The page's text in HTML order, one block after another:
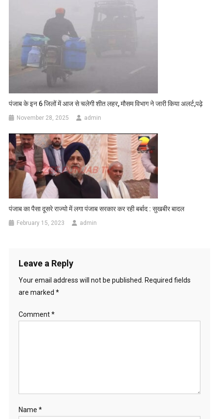
पंजाब के इन 6 जिलों में आज से चलेगी शीत लहर, मौसम विभाग ने जारी किया अलर्ट,पढ़े
November 28, 2025 admin
पंजाब का पैसा दूसरे राज्यो में लगा पंजाब सरकार कर रही बर्बाद : सुखबीर बादल
February 15, 2023 admin
Leave a Reply
Your email address will not be published. Required fields
are marked *
Comment*
Name *